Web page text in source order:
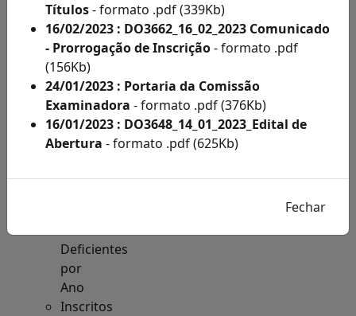
editais
Acesso
Informação
Solicitações
de
Condições
Deficientes
por
Ano
Inscritos
Títulos- formato .pdf (339Kb)
16/02/2023 : DO3662_16_02_2023 Comunicado
- Prorrogação de Inscrição- formato .pdf
(156Kb)
24/01/2023 : Portaria da Comissão
Examinadora - formato .pdf (376Kb)
16/01/2023 : DO3648_14_01_2023_Edital de
Abertura - formato .pdf (625Kb)